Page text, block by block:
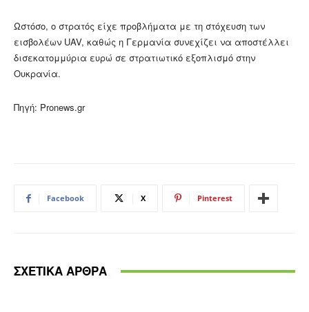
Ωστόσο, ο στρατός είχε προβλήματα με τη στόχευση των
εισβολέων UAV, καθώς η Γερμανία συνεχίζει να αποστέλλει
δισεκατομμύρια ευρώ σε στρατιωτικό εξοπλισμό στην
Ουκρανία.
Πηγή: Pronews.gr
Facebook X Pinterest
ΣΧΕΤΙΚΑ ΑΡΘΡΑ